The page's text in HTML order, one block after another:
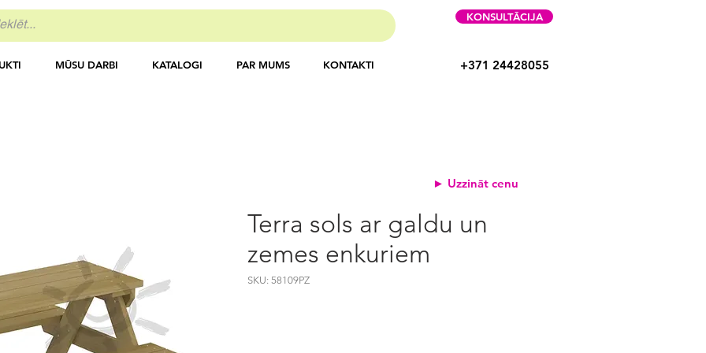
MŪSU DARBI KATALOGI PAR MUMS KONTAKTI
KONSULTĀCIJA
+371 24428055
Terra sols ar galdu un
zemes enkuriem
SKU: 58109PZ
► Uzzināt cenu